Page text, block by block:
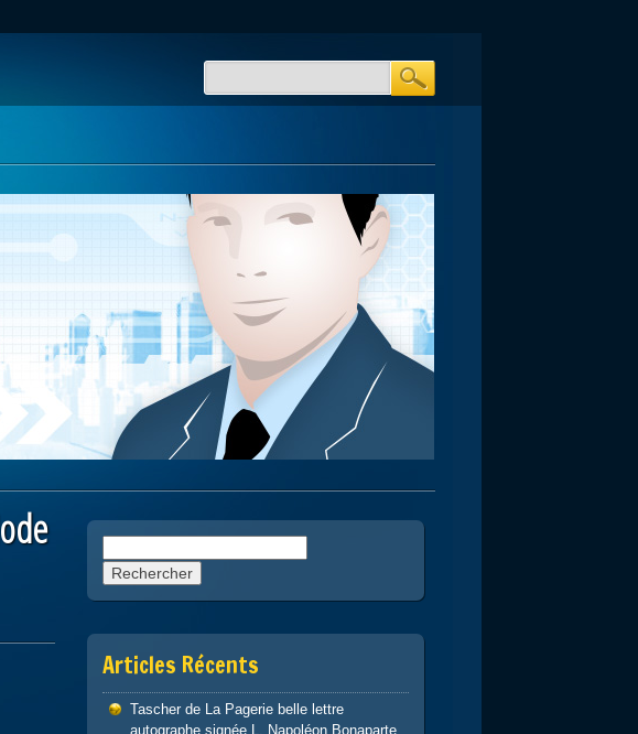
Articles Récents
Tascher de La Pagerie belle lettre
autographe signée L. Napoléon Bonaparte